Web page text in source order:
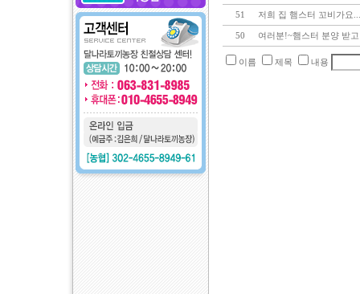
51 저희 집 햄스터 꼬비가요...
50 여러분!~햄스터 분양 받
이름 제목 내용